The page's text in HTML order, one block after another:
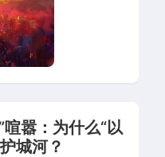
嚣：为什么“以
城河？